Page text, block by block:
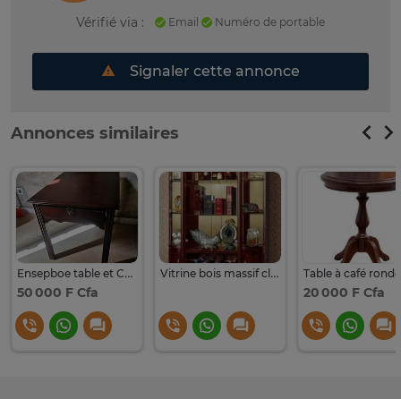
Vérifié via : Email Numéro de portable
Signaler cette annonce
Annonces similaires
Ensepboe table et Chaises bois massif classique
50 000 F Cfa
Vitrine bois massif classique avec éclairage LED
20 000 F Cfa